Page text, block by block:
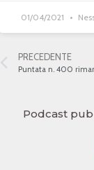
01/04/2021
PRECEDENTE
Puntata n. 400
Podcast